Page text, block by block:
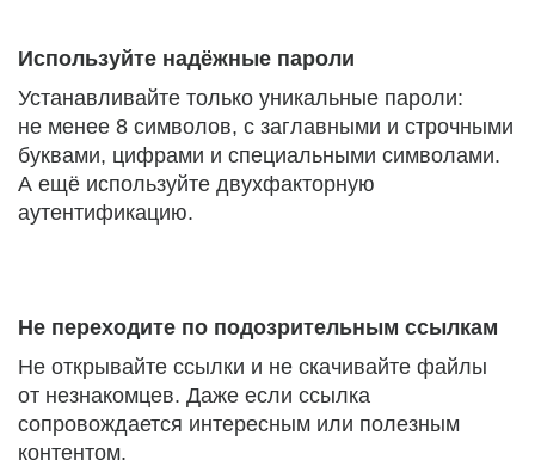
Используйте надёжные пароли
Устанавливайте только уникальные пароли:
не менее 8 символов, с заглавными и строчными
буквами, цифрами и специальными символами.
А ещё используйте двухфакторную
аутентификацию.
Не переходите по подозрительным ссылкам
Не открывайте ссылки и не скачивайте файлы
от незнакомцев. Даже если ссылка
сопровождается интересным или полезным
контентом.